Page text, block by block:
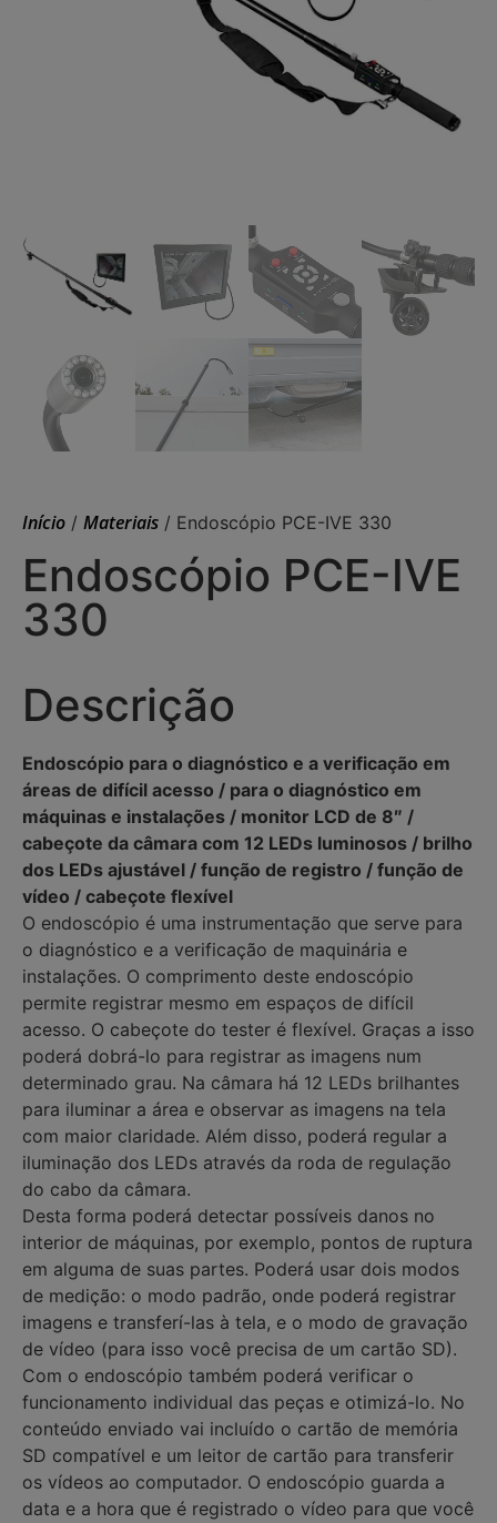
Início / Materiais / Endoscópio PCE-IVE 330
Endoscópio PCE-IVE
330
Descrição
Endoscópio para o diagnóstico e a verificação em
áreas de difícil acesso / para o diagnóstico em
máquinas e instalações / monitor LCD de 8″ /
cabeçote da câmara com 12 LEDs luminosos / brilho
dos LEDs ajustável / função de registro / função de
vídeo / cabeçote flexível
O endoscópio é uma instrumentação que serve para
o diagnóstico e a verificação de maquinária e
instalações. O comprimento deste endoscópio
permite registrar mesmo em espaços de difícil
acesso. O cabeçote do tester é flexível. Graças a isso
poderá dobrá-lo para registrar as imagens num
determinado grau. Na câmara há 12 LEDs brilhantes
para iluminar a área e observar as imagens na tela
com maior claridade. Além disso, poderá regular a
iluminação dos LEDs através da roda de regulação
do cabo da câmara.
Desta forma poderá detectar possíveis danos no
interior de máquinas, por exemplo, pontos de ruptura
em alguma de suas partes. Poderá usar dois modos
de medição: o modo padrão, onde poderá registrar
imagens e transferí-las à tela, e o modo de gravação
de vídeo (para isso você precisa de um cartão SD).
Com o endoscópio também poderá verificar o
funcionamento individual das peças e otimizá-lo. No
conteúdo enviado vai incluído o cartão de memória
SD compatível e um leitor de cartão para transferir
os vídeos ao computador. O endoscópio guarda a
data e a hora que é registrado o vídeo para que você